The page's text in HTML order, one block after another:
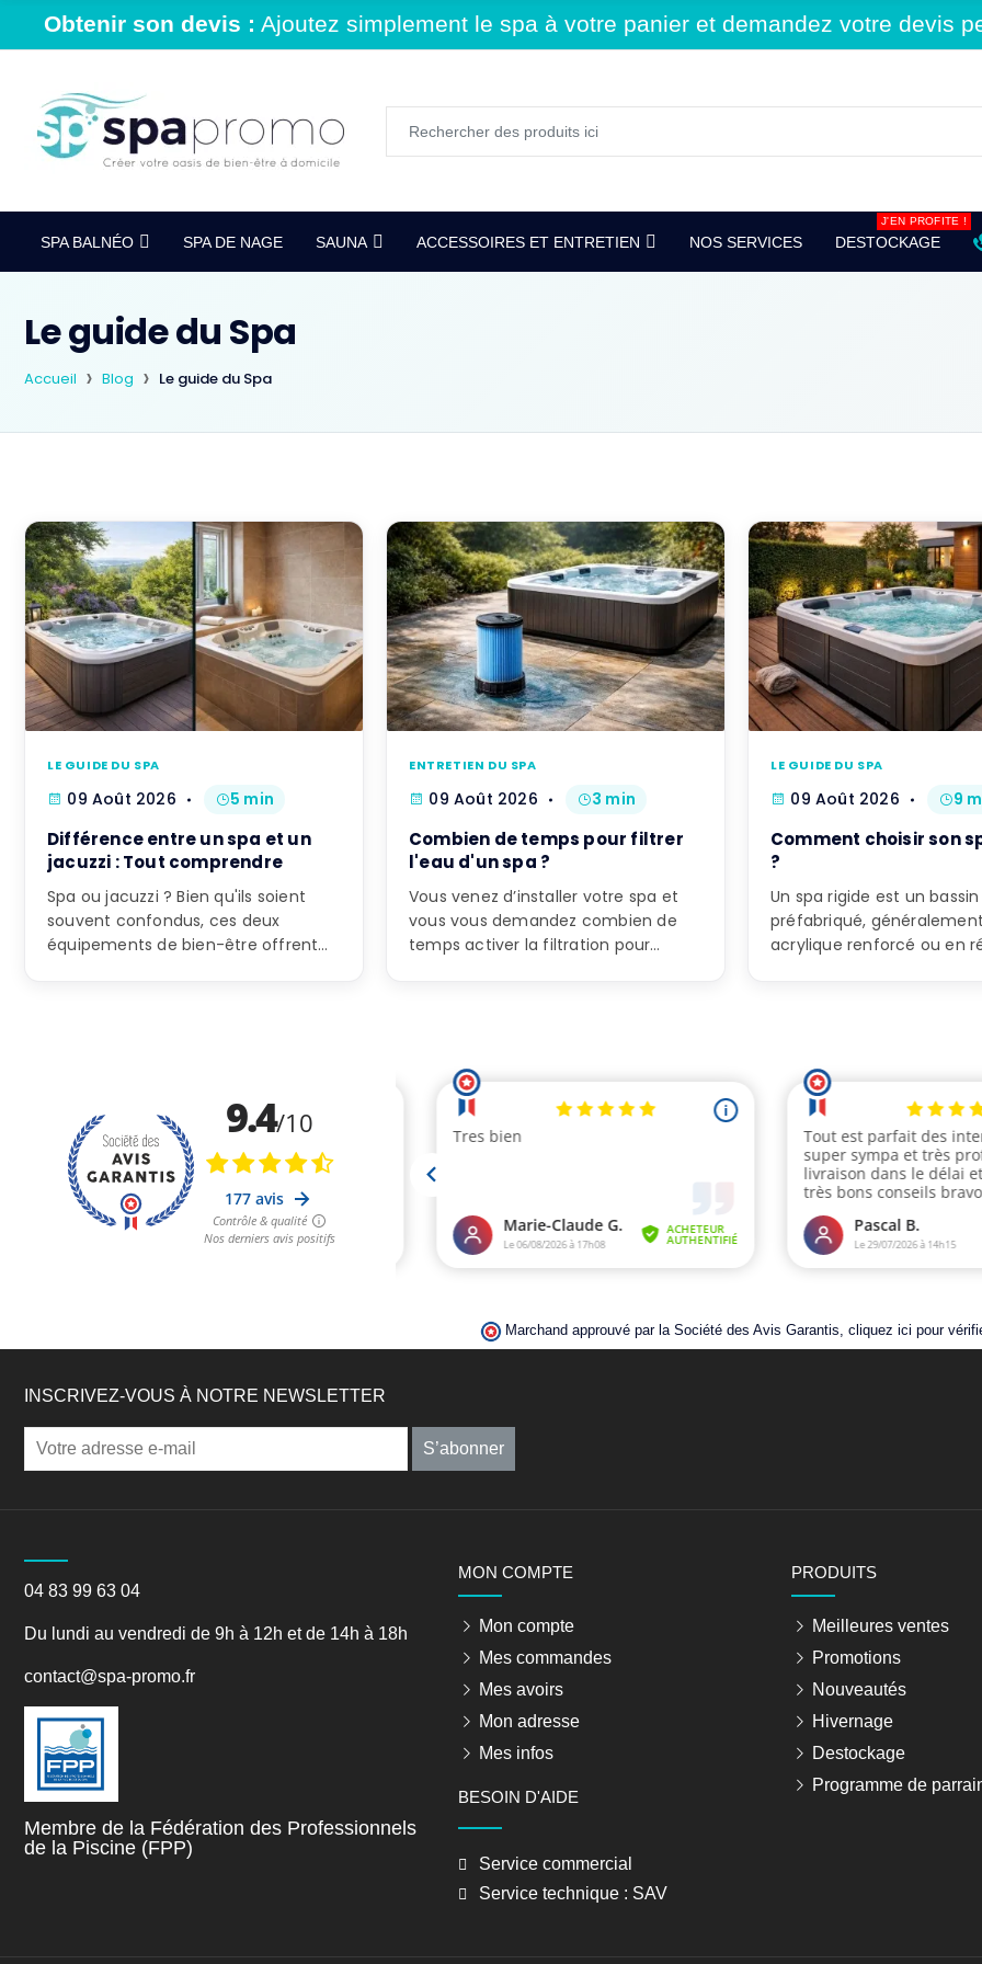
Obtenir son devis : Ajoutez simplement le spa à votre panier et demandez votre devis
SPA BALNÉO SPA DE NAGE SAUNA ACCESSOIRES ET ENTRETIEN NOS SERVICES DESTOCKAGE
J'EN PROFITE !
Le guide du Spa
Accueil Blog Le guide du Spa
LE GUIDE DU SPA
09 Août 2026 5 min
Différence entre un spa et un
jacuzzi : Tout comprendre
Spa ou jacuzzi ? Bien qu'ils soient
souvent confondus, ces deux
équipements de bien-être offrent
ENTRETIEN DU SPA
09 Août 2026 3 min
Combien de temps pour filtrer
l'eau d'un spa ?
Vous venez d’installer votre spa et
vous vous demandez combien de
temps activer la filtration pour
LE GUIDE DU SPA
09 Août 2026 9
Comment choisir son
?
Un spa rigide est un bassin
préfabriqué,
acrylique renforcé ou en
Marchand approuvé par la Société des Avis Garantis, cliquez ici pour
INSCRIVEZ-VOUS À NOTRE NEWSLETTER
S’abonner
04 83 99 63 04
Du lundi au vendredi de 9h à 12h et de 14h à 18h
contact@spa-promo.fr
Membre de la Fédération des Professionnels
de la Piscine (FPP)
MON COMPTE
Mon compte
Mes commandes
Mes avoirs
Mon adresse
Mes infos
BESOIN D'AIDE
Service commercial
Service technique : SAV
PRODUITS
Meilleures ventes
Promotions
Nouveautés
Hivernage
Destockage
Programme de